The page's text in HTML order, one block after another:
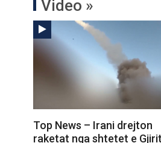
Video »
Top News – Irani drejton
raketat nga shtetet e